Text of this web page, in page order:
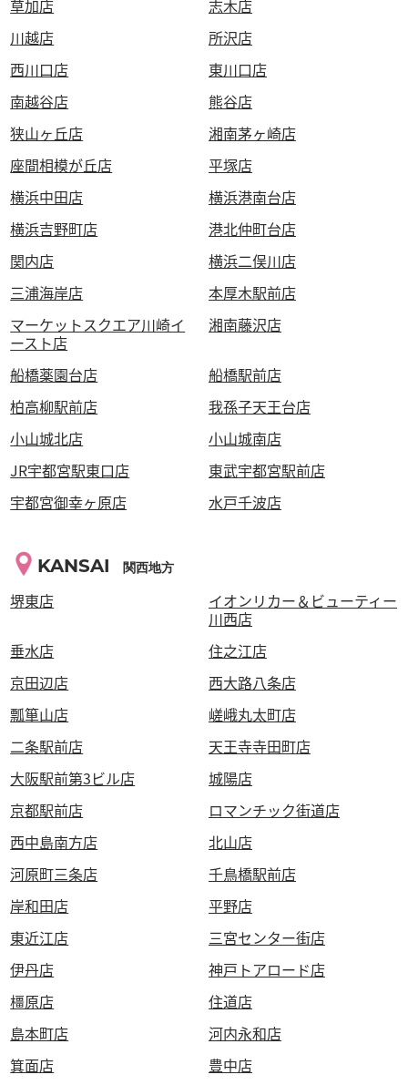
草加店
志木店
川越店
所沢店
西川口店
東川口店
南越谷店
熊谷店
狭山ヶ丘店
湘南茅ヶ崎店
座間相模が丘店
平塚店
横浜中田店
横浜港南台店
横浜吉野町店
港北仲町台店
関内店
横浜二俣川店
三浦海岸店
本厚木駅前店
マーケットスクエア川崎イ
ースト店
湘南藤沢店
船橋薬園台店
船橋駅前店
柏高柳駅前店
我孫子天王台店
小山城北店
小山城南店
JR宇都宮駅東口店
東武宇都宮駅前店
宇都宮御幸ヶ原店
水戸千波店
KANSAI 関西地方
堺東店
イオンリカー＆ビューティー
川西店
垂水店
住之江店
京田辺店
西大路八条店
瓢箪山店
嵯峨丸太町店
二条駅前店
天王寺寺田町店
大阪駅前第3ビル店
城陽店
京都駅前店
ロマンチック街道店
西中島南方店
北山店
河原町三条店
千鳥橋駅前店
岸和田店
平野店
東近江店
三宮センター街店
伊丹店
神戸トアロード店
橿原店
住道店
島本町店
河内永和店
箕面店
豊中店